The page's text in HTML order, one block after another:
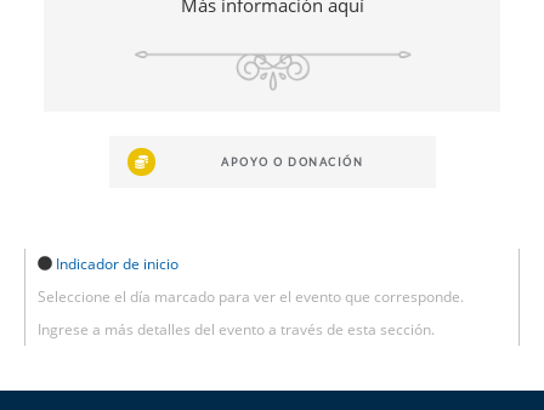
APOYO O DONACIÓN
Indicador de inicio
Seleccione el día marcado para ver el evento que corresponde.
Ingrese a más detalles del evento a través de esta sección.